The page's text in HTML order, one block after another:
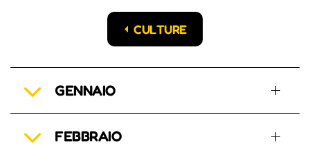
CULTURE
GENNAIO
FEBBRAIO